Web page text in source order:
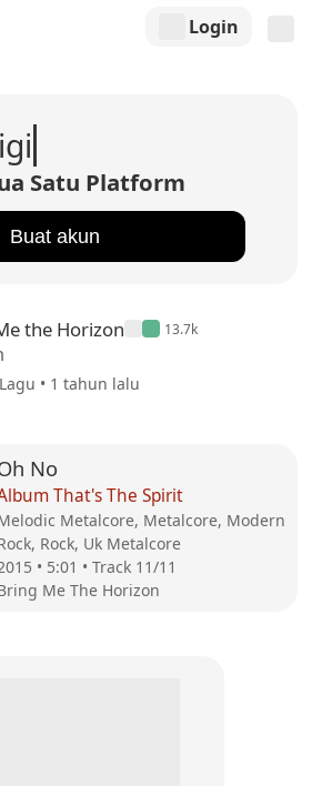
Login
Satu Platform
Buat akun
the Horizon 13.7k
• 1 tahun lalu
No
That's The Spirit
Metalcore, Metalcore, Modern
Rock, Uk Metalcore
• 5:01 • Track 11/11
Me The Horizon